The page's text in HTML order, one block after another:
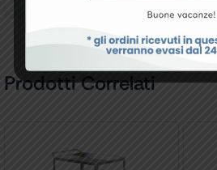
Prodotti Correlati